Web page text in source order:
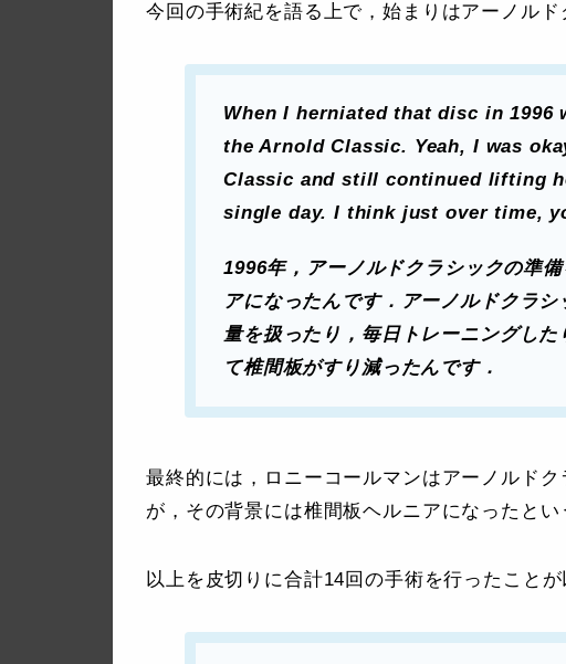
今回の手術紀を語る上で，始まりはアーノルド
When I herniated that disc in
the Arnold Classic. Yeah, I was
Classic and still continued lifting
single day. I think just over time,
1996年，アーノルドクラシックの準
アになったんです．アーノルドクラ
量を扱ったり，毎日トレーニングし
て椎間板がすり減ったんです．
最終的には，ロニーコールマンはアーノルド
が，その背景には椎間板ヘルニアになったとい
以上を皮切りに合計14回の手術を行ったこと